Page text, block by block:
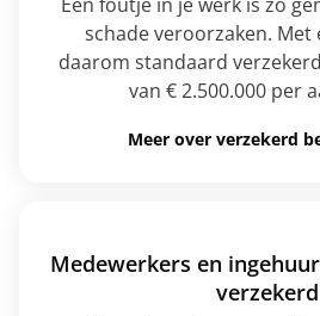
schade veroorzaken. Met
daarom standaard
van € 2.500.000 per
Meer over verzekerd
Medewerkers en
verzekerd